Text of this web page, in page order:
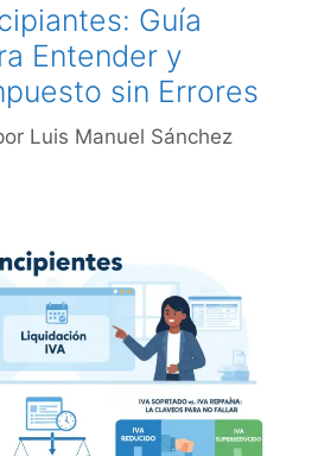
Guía
Entender y
sin Errores
Luis Manuel Sánchez